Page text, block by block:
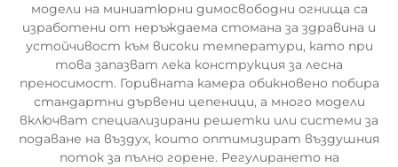
модели на миниатюрни димосвободни огнища са
изработени от неръждаема стомана за здравина и
устойчивост към високи температури, като при
това запазват лека конструкция за лесна
преносимост. Горивната камера обикновено побира
стандартни дървени цепеници, а много модели
включват специализирани решетки или системи за
подаване на въздух, които оптимизират въздушния
поток за пълно горене. Регулирането на